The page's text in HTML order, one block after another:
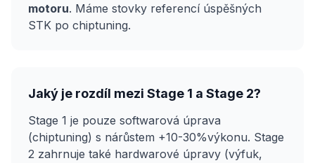
motoru. Máme stovky referencí úspěšných
STK po chiptuning.
Jaký je rozdíl mezi Stage 1 a Stage 2?
Stage 1 je pouze softwarová úprava
(chiptuning) s nárůstem +10-30%výkonu. Stage
2 zahrnuje také hardwarové úpravy (výfuk,